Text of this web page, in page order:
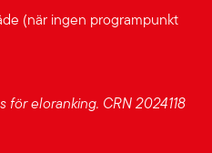
(när ingen programpunkt
för eloranking. CRN 2024118